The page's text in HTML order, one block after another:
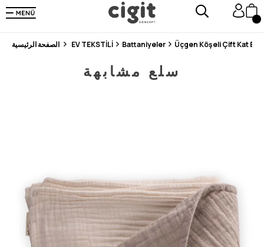
En Uygun Fiyat Garantisi !
300₺ ve Üzeri Alışverişlerde Kargo Ücretsiz !
Koşulsuz Şartsız İade İmkanı
EV TEKSTİLİ Battaniyeler Üçgen Köşeli Çift Kat
سلع مشابهة